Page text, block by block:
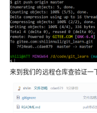
来到我们的远程仓库查验证一